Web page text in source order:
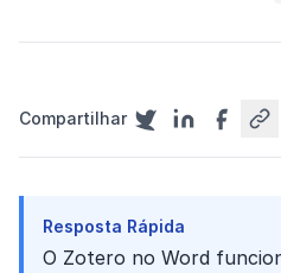
Compartilhar
Resposta Rápida
O Zotero no Word